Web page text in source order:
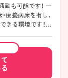
勤も可能です！ 一
療養病床を有し、
きる環境です！
たい看護師さん
師へお問い合わ